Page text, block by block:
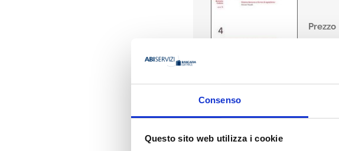
Consenso
Questo sito web utilizza i cookie
Prezzo